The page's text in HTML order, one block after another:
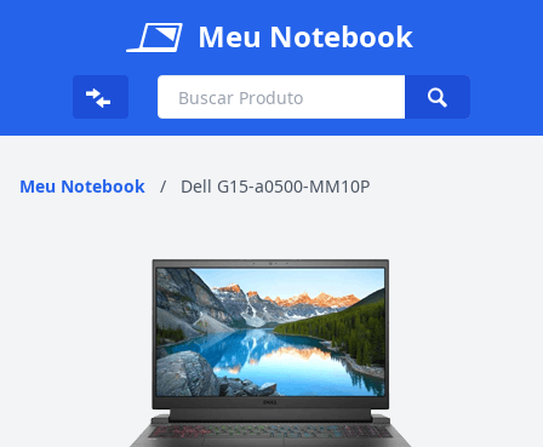
Meu Notebook
Meu Notebook / Dell G15-a0500-MM10P